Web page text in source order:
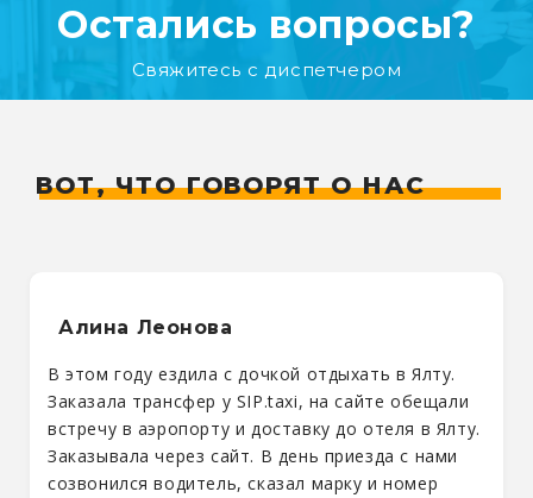
Остались вопросы?
Свяжитесь с диспетчером
ВОТ, ЧТО ГОВОРЯТ О НАС
Алина Леонова
В этом году ездила с дочкой отдыхать в Ялту.
Заказала трансфер у SIP.taxi, на сайте обещали
встречу в аэропорту и доставку до отеля в Ялту.
Заказывала через сайт. В день приезда с нами
созвонился водитель, сказал марку и номер